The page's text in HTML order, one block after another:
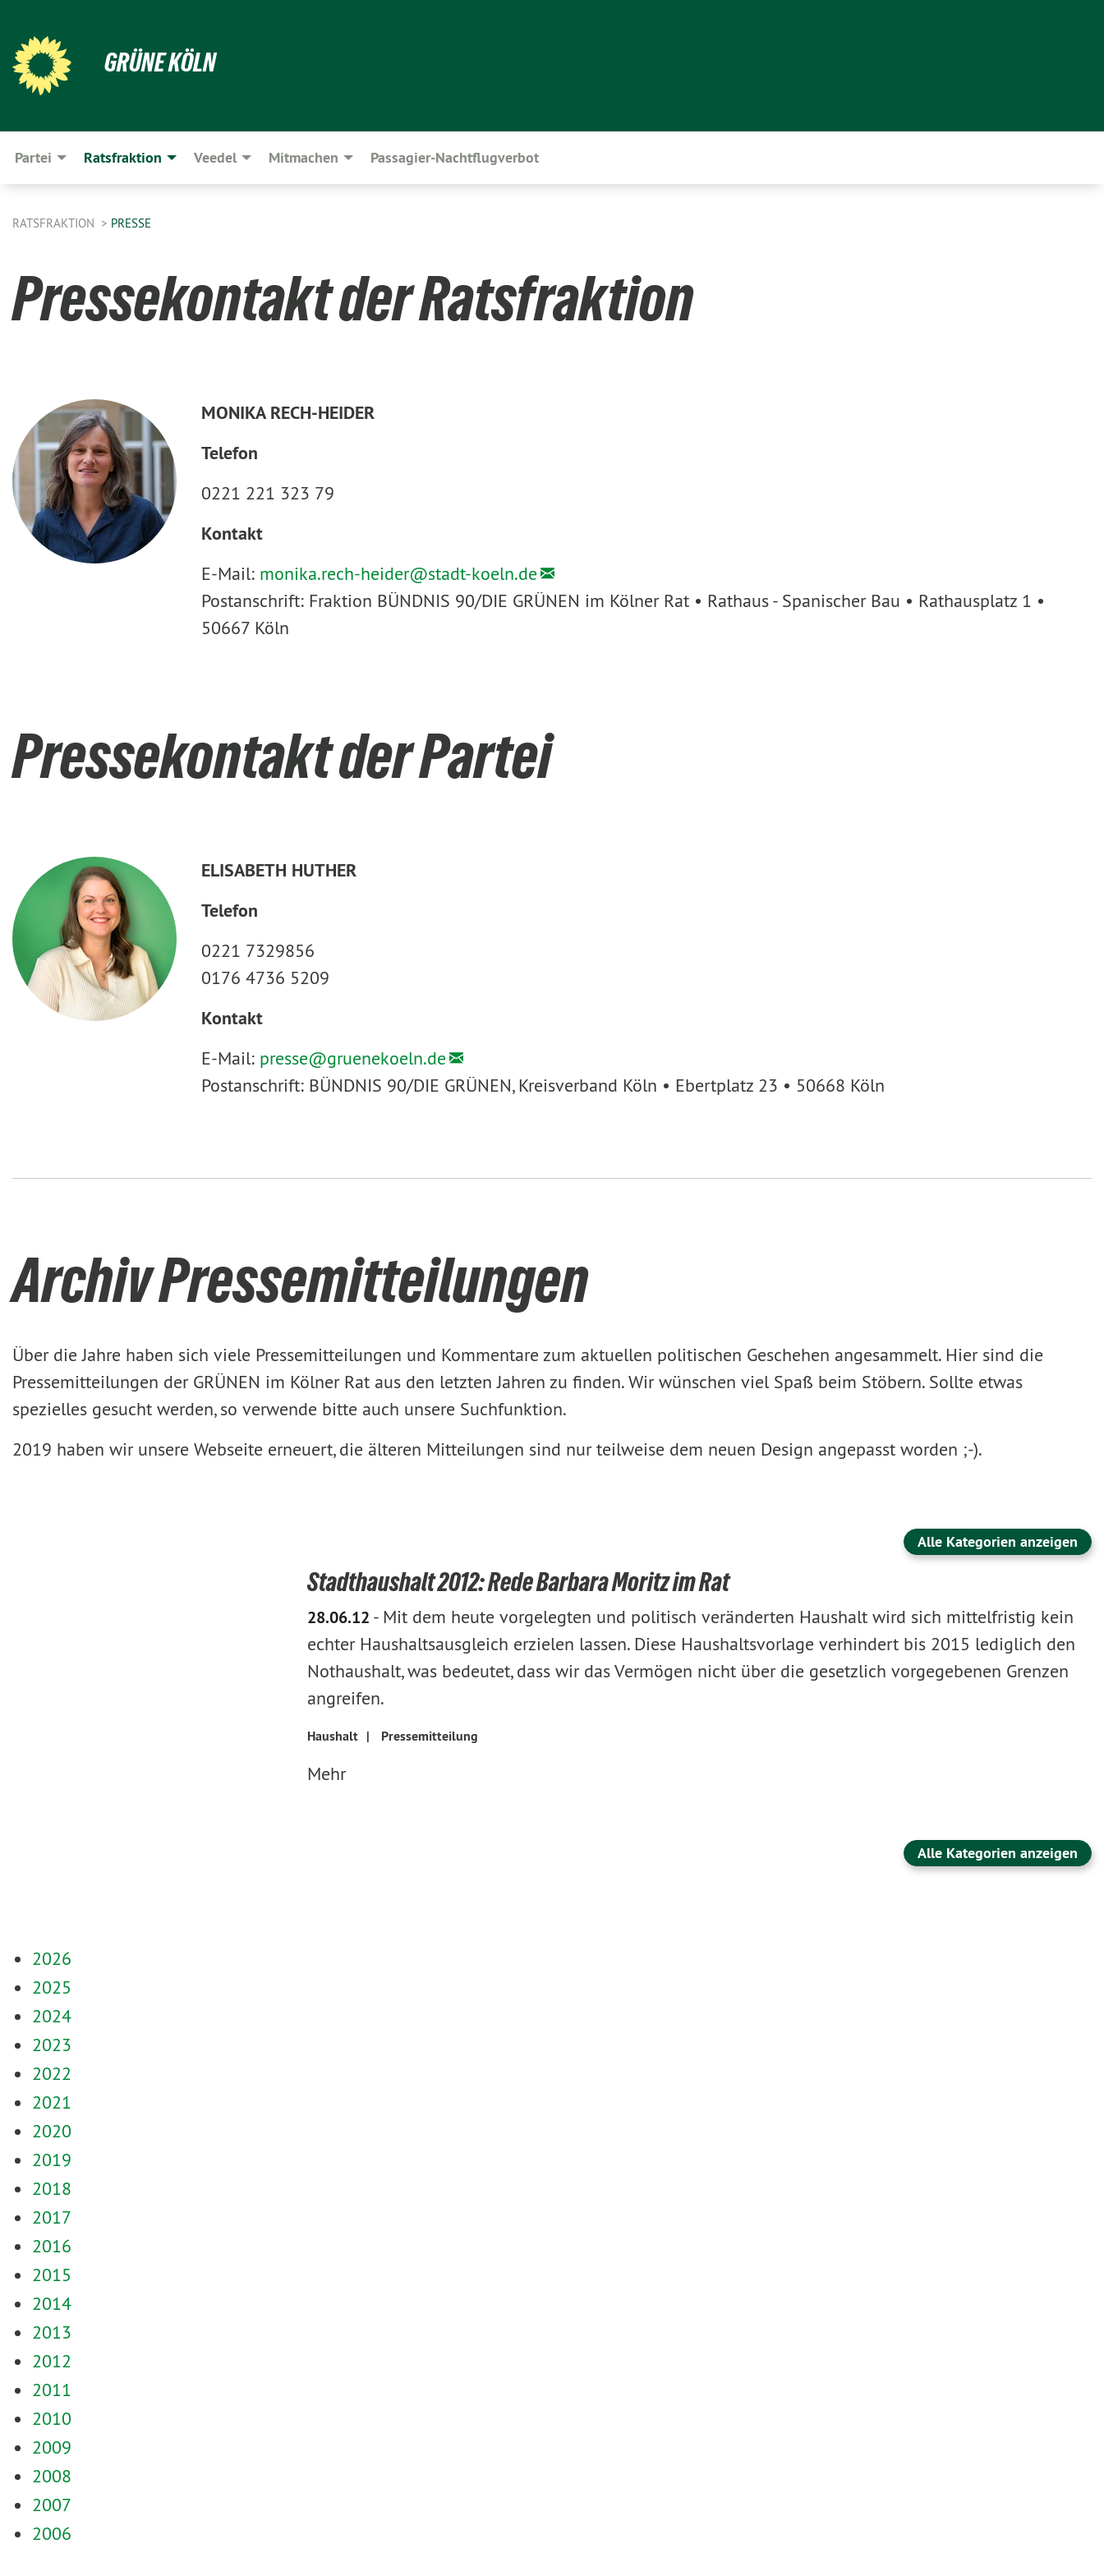
GRÜNE KÖLN
Partei Ratsfraktion Veedel Mitmachen Passagier-Nachtflugverbot
RATSFRAKTION PRESSE
Pressekontakt der Ratsfraktion
MONIKA RECH-HEIDER
Telefon
0221 221 323 79
Kontakt
E-Mail: monika.rech-heider@stadt-koeln.de
Postanschrift: Fraktion BÜNDNIS 90/DIE GRÜNEN im Kölner Rat • Rathaus - Spanischer Bau • Rathausplatz 1 •
50667 Köln
Pressekontakt der Partei
ELISABETH HUTHER
Telefon
0221 7329856
0176 4736 5209
Kontakt
E-Mail: presse@gruenekoeln.de
Postanschrift: BÜNDNIS 90/DIE GRÜNEN, Kreisverband Köln • Ebertplatz 23 • 50668 Köln
Archiv Pressemitteilungen
Über die Jahre haben sich viele Pressemitteilungen und Kommentare zum aktuellen politischen Geschehen angesammelt. Hier sind die
Pressemitteilungen der GRÜNEN im Kölner Rat aus den letzten Jahren zu finden. Wir wünschen viel Spaß beim Stöbern. Sollte etwas
spezielles gesucht werden, so verwende bitte auch unsere Suchfunktion.
2019 haben wir unsere Webseite erneuert, die älteren Mitteilungen sind nur teilweise dem neuen Design angepasst worden ;-).
Alle Kategorien anzeigen
Stadthaushalt 2012: Rede Barbara Moritz im Rat
28.06.12 - Mit dem heute vorgelegten und politisch veränderten Haushalt wird sich mittelfristig kein
echter Haushaltsausgleich erzielen lassen. Diese Haushaltsvorlage verhindert bis 2015 lediglich den
Nothaushalt, was bedeutet, dass wir das Vermögen nicht über die gesetzlich vorgegebenen Grenzen
angreifen.
Haushalt | Pressemitteilung
Mehr
Alle Kategorien anzeigen
2026
2025
2024
2023
2022
2021
2020
2019
2018
2017
2016
2015
2014
2013
2012
2011
2010
2009
2008
2007
2006